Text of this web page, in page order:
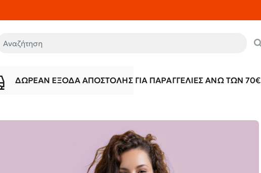
Αναζήτηση
ΔΩΡΕΆΝ ΈΞΟΔΑ ΑΠΟΣΤΟΛΉΣ ΓΙΑ ΠΑΡΑΓΓΕΛΊΕΣ ΆΝΩ ΤΩΝ 70€